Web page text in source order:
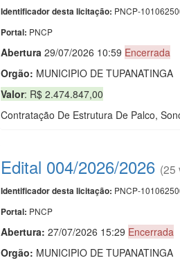
Identificador desta licitação: PNCP-
Portal: PNCP
Abertura 29/07/2026 10:59 Encerrada
Orgão: MUNICIPIO DE TUPANATINGA
Valor: R$ 2.474.847,00
Contratação De Estrutura De Palco,
Edital 004/2026/2026 (25
Identificador desta licitação: PNCP-
Portal: PNCP
Abertura: 27/07/2026 15:29 Encerrada
Orgão: MUNICIPIO DE TUPANATINGA